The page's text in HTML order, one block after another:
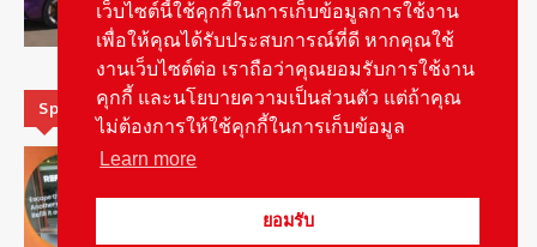
Special Picks
MG ลั่นกลองรบ! เตรียมลุยชิงส่วนแบ่งตลาด
เว็บไซต์นี้ใช้คุกกี้ในการเก็บข้อมูลการใช้งาน
เพื่อให้คุณได้รับประสบการณ์ที่ดี หากคุณใช้
งานเว็บไซต์ต่อ เราถือว่าคุณยอมรับการใช้งาน
คุกกี้ และนโยบายความเป็นส่วนตัว แต่ถ้าคุณ
ไม่ต้องการให้ใช้คุกกี้ในการเก็บข้อมูล
Learn more
ยอมรับ